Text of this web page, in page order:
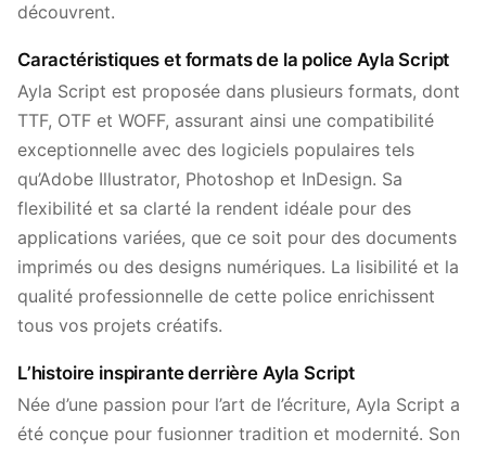
découvrent.
Caractéristiques et formats de la police Ayla Script
Ayla Script est proposée dans plusieurs formats, dont
TTF, OTF et WOFF, assurant ainsi une compatibilité
exceptionnelle avec des logiciels populaires tels
qu’Adobe Illustrator, Photoshop et InDesign. Sa
flexibilité et sa clarté la rendent idéale pour des
applications variées, que ce soit pour des documents
imprimés ou des designs numériques. La lisibilité et la
qualité professionnelle de cette police enrichissent
tous vos projets créatifs.
L’histoire inspirante derrière Ayla Script
Née d’une passion pour l’art de l’écriture, Ayla Script a
été conçue pour fusionner tradition et modernité. Son